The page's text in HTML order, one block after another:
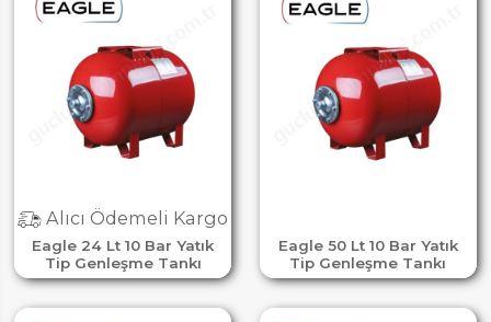
Eagle 24 Lt 10 Bar Yatık
Tip Genleşme Tankı
Alıcı Ödemeli Kargo
Eagle 50 Lt 10 Bar Yatık
Tip Genleşme Tankı